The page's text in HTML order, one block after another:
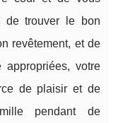
de trouver le bon
revêtement, et de
votre
de plaisir et de
pendant de